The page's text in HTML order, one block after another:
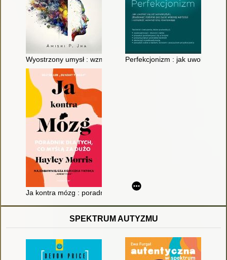
Wyostrzony umysł : wzmocnij swoją uwagę i koncentrację
Perfekcjonizm : jak uwolnić się
Ja kontra mózg : poradnik dla tych, co myślą za dużo
SPEKTRUM AUTYZMU